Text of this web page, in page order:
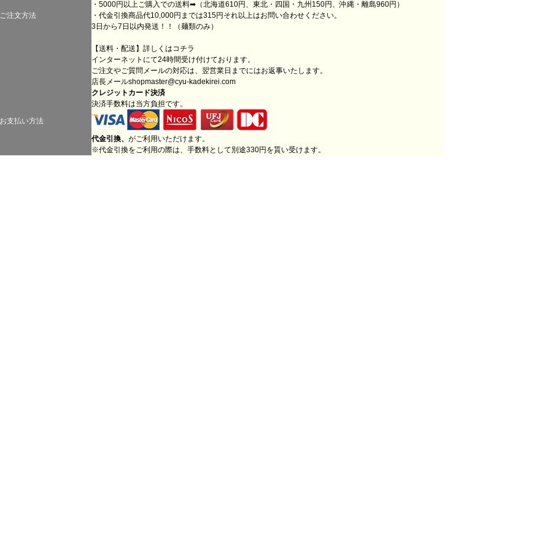
ご注文方法
・5000円以上ご購入での送料➡（北海道610円、東北・四国・九州150円、沖縄・離島960円）
・代金引換商品代10,000円までは315円それ以上はお問い合わせください。
3日から7日以内発送！！（麺類のみ）
【送料・配送】詳しくはコチラ
インターネットにて24時間受け付けております。
ご注文やご質問メールの対応は、翌営業日までにはお返事いたします。
店長メールshopmaster@cyu-kadekirei.com
お支払い方法
クレジットカード決済
決済手数料は当方負担です。
代金引換、 がご利用いただけます。
※代金引換をご利用の際は、手数料として別途330円を貰い受けます。